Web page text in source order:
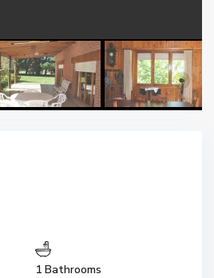
1 Bathrooms